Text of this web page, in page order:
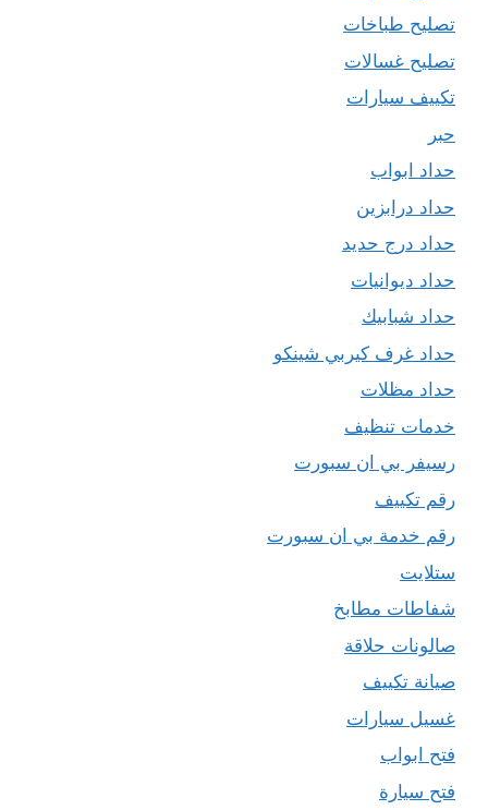
تصليح طباخات
تصليح غسالات
تكييف سيارات
حبر
حداد ابواب
حداد درابزين
حداد درج حديد
حداد ديوانيات
حداد شبابيك
حداد غرف كيربي شينكو
حداد مظلات
خدمات تنظيف
رسيفر بي ان سبورت
رقم تكييف
رقم خدمة بي ان سبورت
ستلايت
شفاطات مطابخ
صالونات حلاقة
صيانة تكييف
غسيل سيارات
فتح ابواب
فتح سيارة